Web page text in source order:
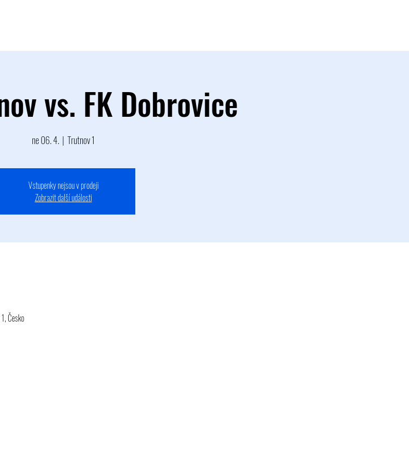
vs. FK Dobrovice
ne 06. 4.
  |
Trutnov 1
Vstupenky nejsou v prodeji
Zobrazit další události
Česko